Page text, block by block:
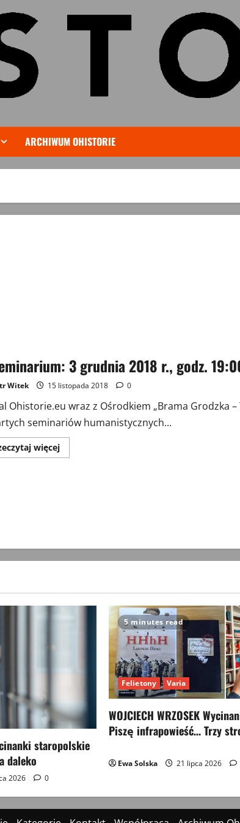
ARCHIWUM OHISTORIE
3 grudnia 2018 r., godz.
Witek 15 listopada 2018 0
Ohistorie.eu wraz z Ośrodkiem „Brama Grodzka
seminariów humanistycznych...
więcejPrzeczytaj
więcej
staropolskie
daleko
2026 0
5 minutes read
Felietony Varia
WOJCIECH WRZOSEK
Piszę infrapowieść… Trzy
Ewa Solska 21 lipca 2026